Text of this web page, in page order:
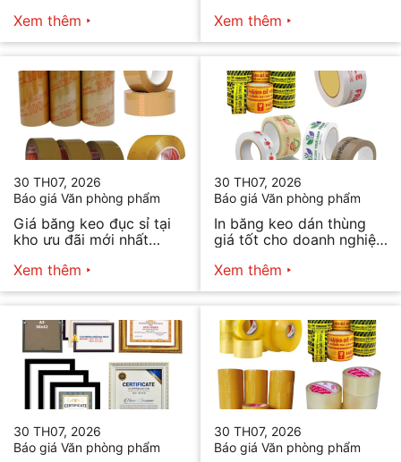
Xem thêm
Xem thêm
30 TH07, 2026
Báo giá Văn phòng phẩm
Giá băng keo đục sỉ tại
kho ưu đãi mới nhất
Xem thêm
30 TH07, 2026
Báo giá Văn phòng phẩm
In băng keo dán thùng
giá tốt cho doanh nghiệp
Xem thêm
30 TH07, 2026
Báo giá Văn phòng phẩm
30 TH07, 2026
Báo giá Văn phòng phẩm